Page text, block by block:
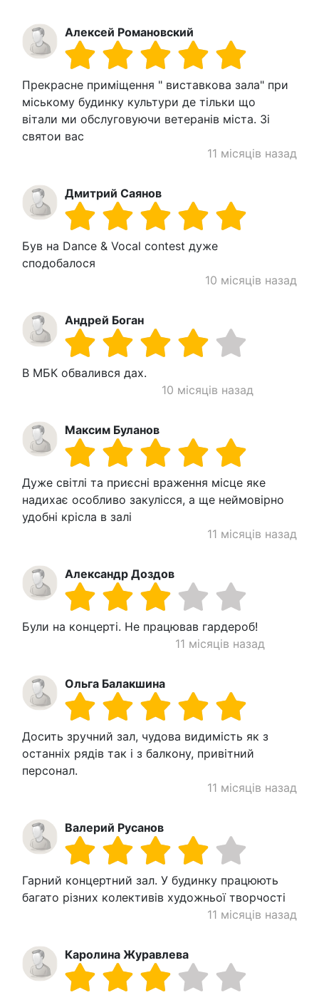
Алексей Романовский
Прекрасне приміщення " виставкова зала" при
міському будинку культури де тільки що
вітали ми обслуговуючи ветеранів міста. Зі
святои вас
11 місяців назад
Дмитрий Саянов
Був на Dance & Vocal contest дуже
сподобалося
10 місяців назад
Андрей Боган
В МБК обвалився дах.
10 місяців назад
Максим Буланов
Дуже світлі та приєсні враження місце яке
надихає особливо закулісся, а ще неймовірно
удобні крісла в залі
11 місяців назад
Александр Доздов
Були на концерті. Не працював гардероб!
11 місяців назад
Ольга Балакшина
Досить зручний зал, чудова видимість як з
останніх рядів так і з балкону, привітний
персонал.
11 місяців назад
Валерий Русанов
Гарний концертний зал. У будинку працюють
багато різних колективів художньої творчості
11 місяців назад
Каролина Журавлева